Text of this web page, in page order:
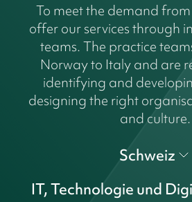
To meet the demand
offer our services through
teams. The practice
Norway to Italy and are
identifying and
designing the right
and culture.
Schweiz
IT, Technologie und